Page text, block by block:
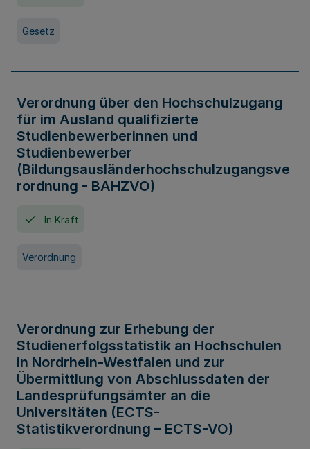
Gesetz
Verordnung über den Hochschulzugang
für im Ausland qualifizierte
Studienbewerberinnen und
Studienbewerber
(Bildungsausländerhochschulzugangsve
rordnung - BAHZVO)
In Kraft
Verordnung
Verordnung zur Erhebung der
Studienerfolgsstatistik an Hochschulen
in Nordrhein-Westfalen und zur
Übermittlung von Abschlussdaten der
Landesprüfungsämter an die
Universitäten (ECTS-
Statistikverordnung – ECTS-VO)